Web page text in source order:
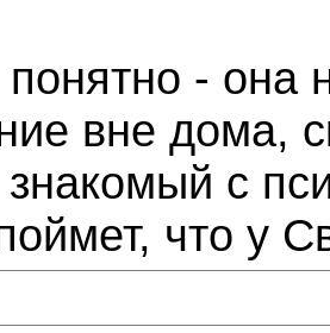
- она
вне дома,
с
что у